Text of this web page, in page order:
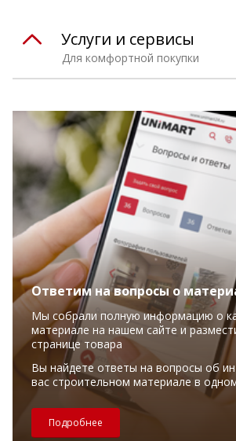
Для комфортной покупки
Услуги и сервисы
Ответим на вопросы о
Мы собрали полную информацию о
материале на нашем сайте и
странице товара
Вы найдете ответы на вопросы об
вас строительном материале в
Подробнее